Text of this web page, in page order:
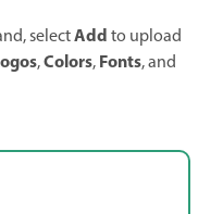
selectAddto upload
,Colors,Fonts, and